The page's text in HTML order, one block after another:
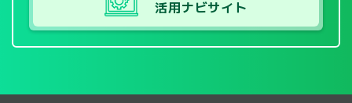
活用ナビサイト